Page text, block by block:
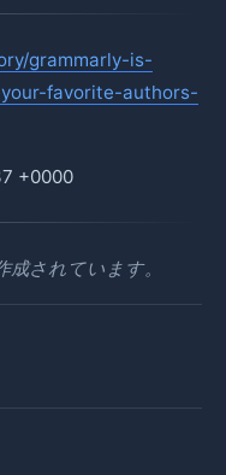
grammarly-is-
favorite-authors-
+0000
されています。